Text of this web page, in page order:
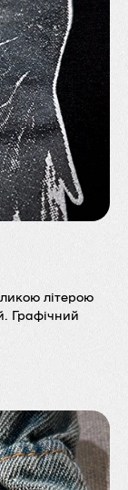
літерою
Графічний